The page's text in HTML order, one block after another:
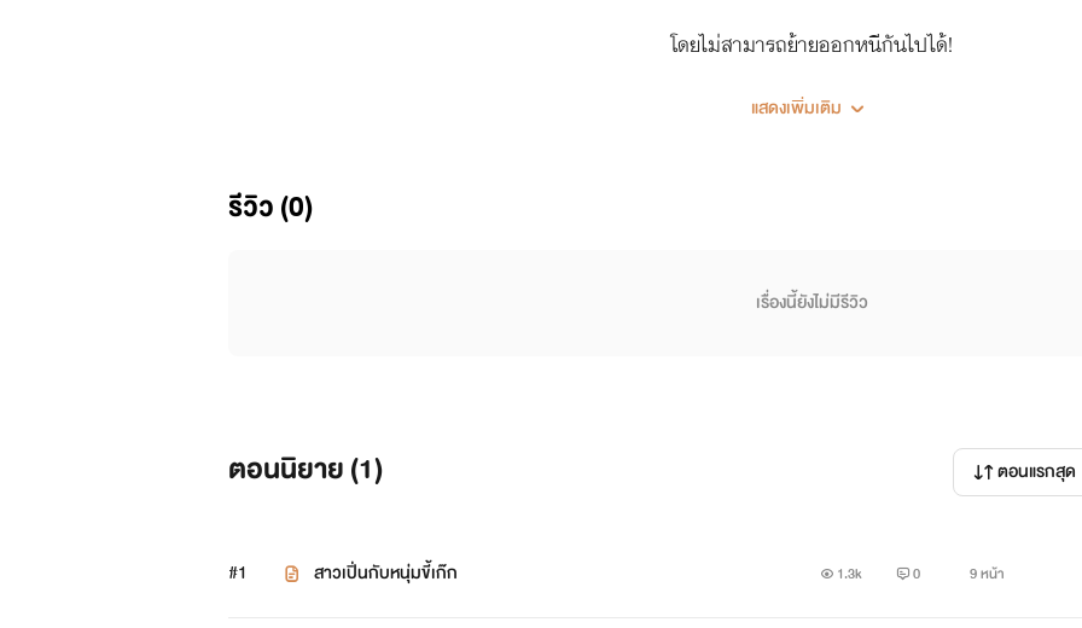
โดยไม่สามารถย้ายออกหนีกันไปได้!
.
แสดงเพิ่มเติม
รีวิว (0)
เรื่องนี้ยังไม่มีรีวิว
ตอนนิยาย (1) ตอนแรกสุด
#1 สาวเปิ่นกับหนุ่มขี้เก๊ก 1.3k 0 9 หน้า